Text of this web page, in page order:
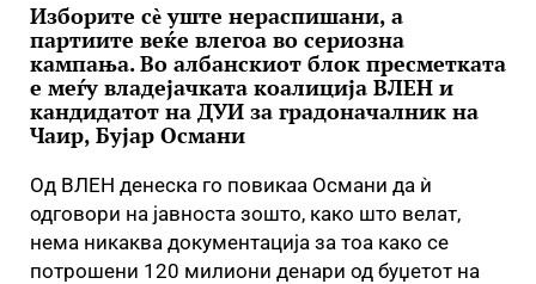
Изборите сѐ уште нераспишани, а
партиите веќе влегоа во сериозна
кампања. Во албанскиот блок пресметката
е меѓу владејачката коалиција ВЛЕН и
кандидатот на ДУИ за градоначалник на
Чаир, Бујар Османи
Од ВЛЕН денеска го повикаа Османи да ѝ
одговори на јавноста зошто, како што велат,
нема никаква документација за тоа како се
потрошени 120 милиони денари од буџетот на